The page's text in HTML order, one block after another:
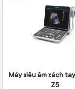
Máy siêu âm xách
Z5